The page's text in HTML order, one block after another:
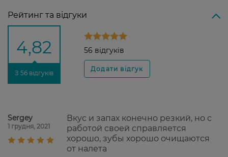
Рейтинг та відгуки
4,82
З 56 відгуків
56 відгуків
Sergey
1 грудня, 2021
Вкус и запах конечно резкий, но с
работой своей справляется
хорошо, зубы хорошо очищаются
от налета